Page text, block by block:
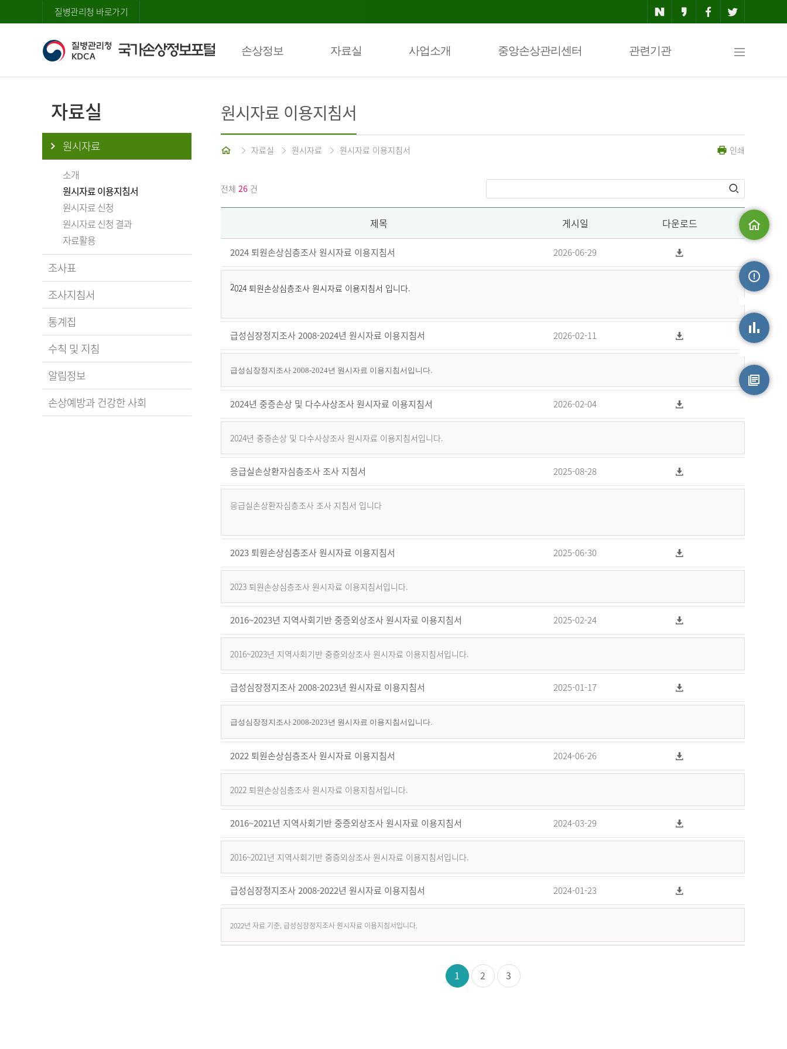
질병관리청 바로가기
손상정보 자료실 사업소개 중앙손상관리센터 관련기관
맵
자료실
원시자료
소개
원시자료 이용지침서
원시자료 신청
원시자료 신청 결과
자료활용
조사표
조사지침서
통계집
수칙 및 지침
알림정보
손상예방과 건강한 사회
원시자료 이용지침서
홈 자료실 원시자료 원시자료 이용지침서 인쇄
전체 26 건
제목 게시일 다운로드
2024 퇴원손상심층조사 원시자료 이용지침서 2026-06-29
2024 퇴원손상심층조사 원시자료 이용지침서 입니다.
급성심장정지조사 2008-2024년 원시자료 이용지침서 2026-02-11
급성심장정지조사 2008-2024년 원시자료 이용지침서입니다.
2024년 중증손상 및 다수사상조사 원시자료 이용지침서 2026-02-04
2024년 중증손상 및 다수사상조사 원시자료 이용지침서입니다.
응급실손상환자심층조사 조사 지침서 2025-08-28
응급실손상환자심층조사 조사 지침서 입니다
2023 퇴원손상심층조사 원시자료 이용지침서 2025-06-30
2023 퇴원손상심층조사 원시자료 이용지침서입니다.
2016~2023년 지역사회기반 중증외상조사 원시자료 이용지침서 2025-02-24
2016~2023년 지역사회기반 중증외상조사 원시자료 이용지침서입니다.
급성심장정지조사 2008-2023년 원시자료 이용지침서 2025-01-17
급성심장정지조사 2008-2023년 원시자료 이용지침서입니다.
2022 퇴원손상심층조사 원시자료 이용지침서 2024-06-26
2022 퇴원손상심층조사 원시자료 이용지침서입니다.
2016~2021년 지역사회기반 중증외상조사 원시자료 이용지침서 2024-03-29
2016~2021년 지역사회기반 중증외상조사 원시자료 이용지침서입니다.
급성심장정지조사 2008-2022년 원시자료 이용지침서 2024-01-23
2022년 자료 기준, 급성심장정지조사 원시자료 이용지침서입니다.
1 2 3
손상정보